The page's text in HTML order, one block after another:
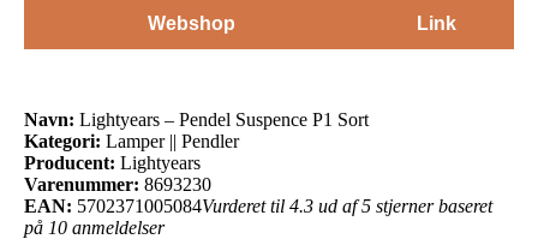
Webshop
Link
Navn: Lightyears – Pendel Suspence P1 Sort
Kategori: Lamper || Pendler
Producent: Lightyears
Varenummer: 8693230
EAN: 5702371005084Vurderet til 4.3 ud af 5 stjerner baseret
på 10 anmeldelser